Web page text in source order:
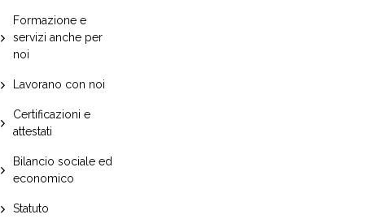
Formazione e
servizi anche per
noi
Lavorano con noi
Certificazioni e
attestati
Bilancio sociale ed
economico
Statuto